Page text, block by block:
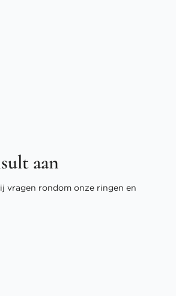
aan
vragen rondom onze ringen en